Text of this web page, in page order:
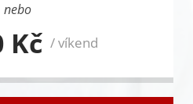
nebo
Kč / víkend